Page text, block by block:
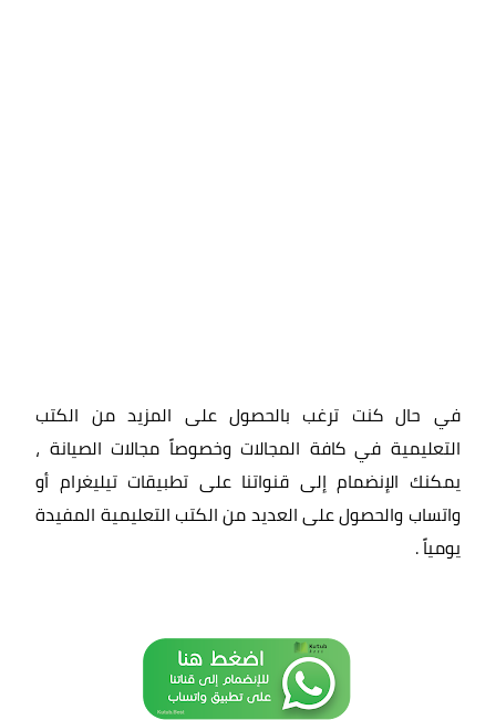
في حال كنت ترغب بالحصول على المزيد من الكتب
التعليمية في كافة المجالات وخصوصاً مجالات الصيانة ،
يمكنك الإنضمام إلى قنواتنا على تطبيقات تيليغرام أو
واتساب والحصول على العديد من الكتب التعليمية المفيدة
يومياً.